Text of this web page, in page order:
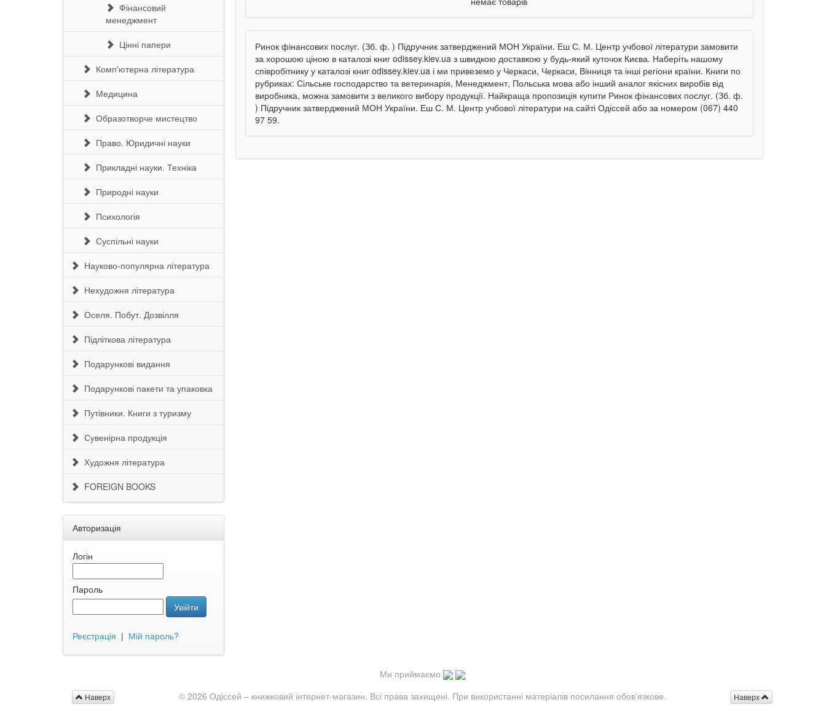
Фінансовий
менеджмент
Цінні папери
Комп'ютерна література
Медицина
Образотворче мистецтво
Право. Юридичні науки
Прикладні науки. Техніка
Природні науки
Психологія
Суспільні науки
Науково-популярна література
Нехудожня література
Оселя. Побут. Дозвілля
Підліткова література
Подарункові видання
Подарункові пакети та упаковка
Путівники. Книги з туризму
Сувенірна продукція
Художня література
FOREIGN BOOKS
Авторизація
Логін
Пароль
Увійти
Реєстрація | Мій пароль?
Ринок фінансових послуг. (Зб. ф. ) Підручник затверджений МОН України. Еш С. М. Центр учбової літератури замовити
за хорошою ціною в каталозі книг odissey.kiev.ua з швидкою доставкою у будь-який куточок Києва. Наберіть нашому
співробітнику у каталозі книг odissey.kiev.ua і ми привеземо у Черкаси, Черкаси, Вінниця та інші регіони країни. Книги по
рубриках: Сільське господарство та ветеринарія, Менеджмент, Польська мова або інший аналог якісних виробів від
виробника, можна замовити з великого вибору продукції. Найкраща пропозиція купити Ринок фінансових послуг. (Зб. ф.
) Підручник затверджений МОН України. Еш С. М. Центр учбової літератури на сайті Одіссей або за номером (067) 440
97 59.
Ми приймаємо
Наверх
Наверх © 2026 Одіссей – книжковий інтернет-магазин. Всі права захищені. При використанні матеріалів посилання обов'язкове.